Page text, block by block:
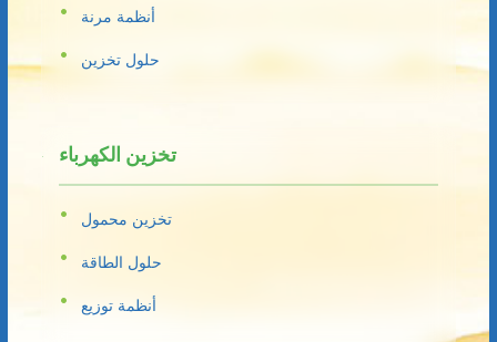
أنظمة مرنة
حلول تخزين
تخزين الكهرباء
تخزين محمول
حلول الطاقة
أنظمة توزيع